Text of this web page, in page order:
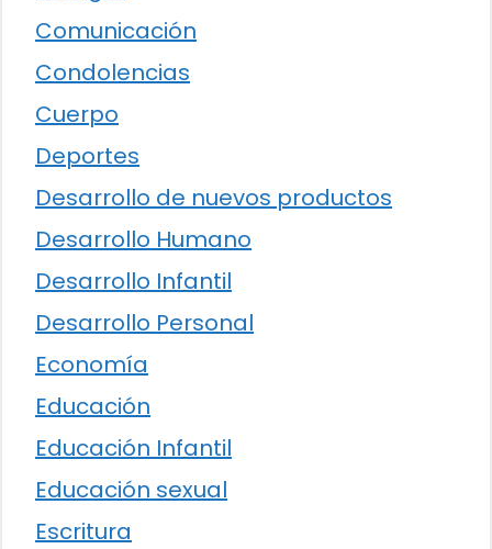
Comunicación
Condolencias
Cuerpo
Deportes
Desarrollo de nuevos productos
Desarrollo Humano
Desarrollo Infantil
Desarrollo Personal
Economía
Educación
Educación Infantil
Educación sexual
Escritura